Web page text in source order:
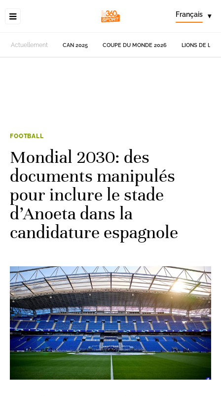
Français ▾
Actuellement CAN 2025 COUPE DU MONDE 2026 LIONS DE
FOOTBALL
Mondial 2030: des
documents manipulés
pour inclure le stade
d’Anoeta dans la
candidature espagnole